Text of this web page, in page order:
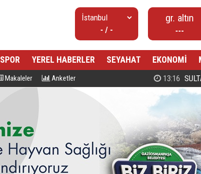
- / -
gr. altın
---
SPOR YEREL HABERLER SEYAHAT EKONOMİ
Makaleler Anketler 00:27 PROF.